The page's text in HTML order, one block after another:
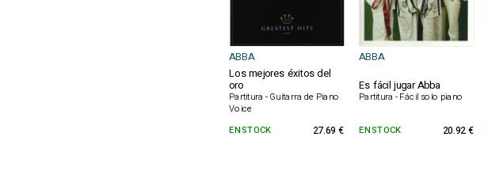
ABBA ABBA
Los mejores éxitos del
oro
Partitura - Guitarra de Piano
Voice
Es fácil jugar Abba
Partitura - Fácil solo piano
EN STOCK 27.69 € EN STOCK 20.92 €